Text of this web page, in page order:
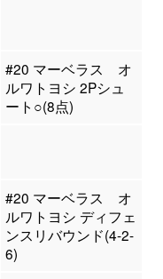
#20 マーベラス オ
ルワトヨシ 2Pシュ
ート○(8点)
#20 マーベラス オ
ルワトヨシ ディフェ
ンスリバウンド(4-2-
6)